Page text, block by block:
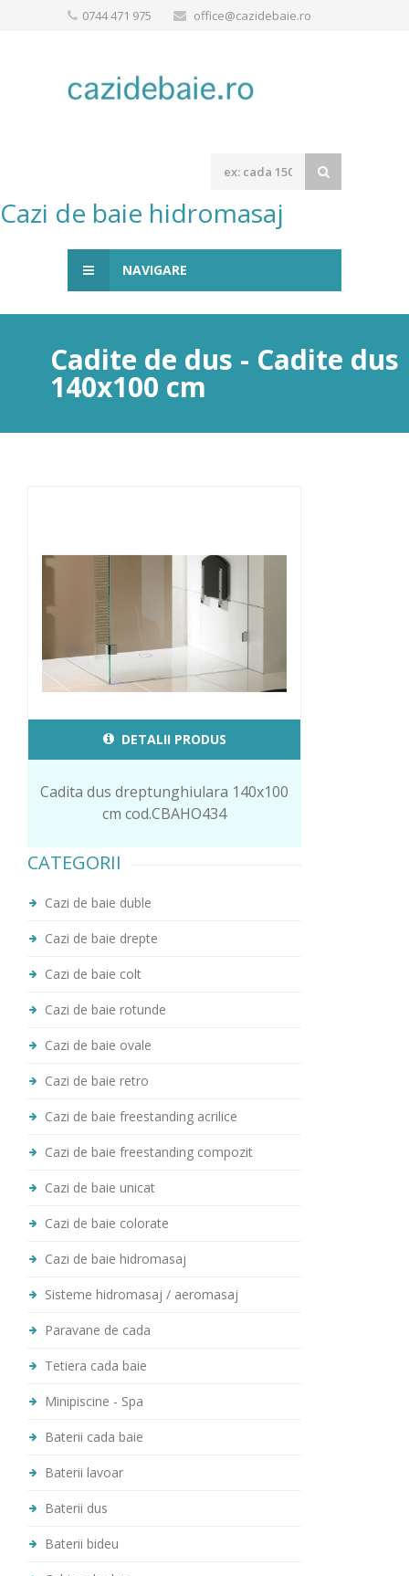
0744 471 975 office@cazidebaie.ro
Cazi de baie hidromasaj
NAVIGARE
Cadite de dus - Cadite dus
140x100 cm
DETALII PRODUS
Cadita dus dreptunghiulara 140x100
cm cod.CBAHO434
CATEGORII
Cazi de baie duble
Cazi de baie drepte
Cazi de baie colt
Cazi de baie rotunde
Cazi de baie ovale
Cazi de baie retro
Cazi de baie freestanding acrilice
Cazi de baie freestanding compozit
Cazi de baie unicat
Cazi de baie colorate
Cazi de baie hidromasaj
Sisteme hidromasaj / aeromasaj
Paravane de cada
Tetiera cada baie
Minipiscine - Spa
Baterii cada baie
Baterii lavoar
Baterii dus
Baterii bideu